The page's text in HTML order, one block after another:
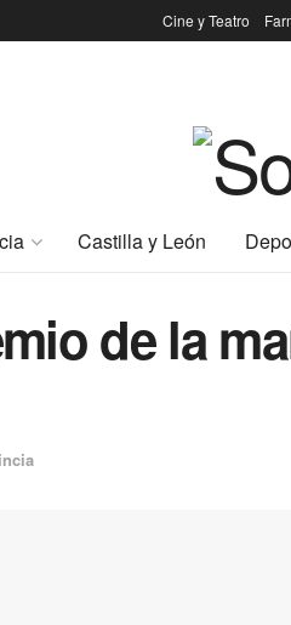
Cine y Teatro
Castilla y León
de la